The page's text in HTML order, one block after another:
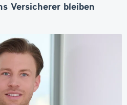
Versicherer bleiben